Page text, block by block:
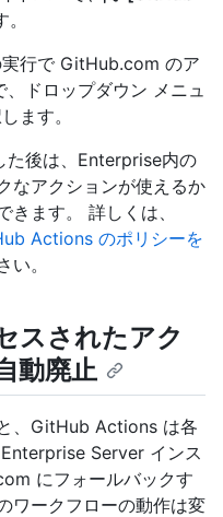
行で GitHub.com のア
ドロップダウン メニュ
ます。
後は、Enterprise内の
なアクションが使えるか
きます。 詳しくは、
Actions のポリシーを
い。
スされたアク
動廃止
、GitHub Actions は各
Server インス
にフォールバックす
ワークフローの動作は変